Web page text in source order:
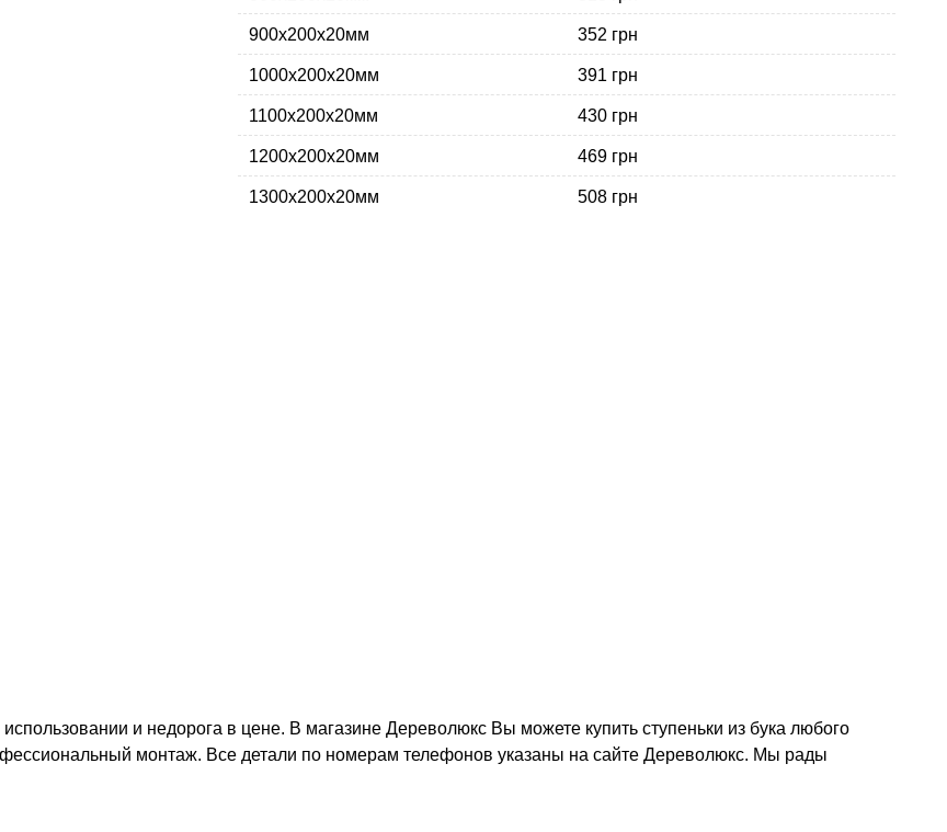
900х200х20мм 352 грн
1000х200х20мм 391 грн
1100х200х20мм 430 грн
1200х200х20мм 469 грн
1300х200х20мм 508 грн
и недорога в цене. В магазине Дереволюкс Вы можете купить ступеньки из бука любого
монтаж. Все детали по номерам телефонов указаны на сайте Дереволюкс. Мы рады